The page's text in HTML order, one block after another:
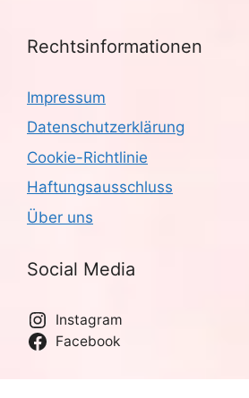
Rechtsinformationen
Impressum
Datenschutzerklärung
Cookie-Richtlinie
Haftungsausschluss
Über uns
Social Media
Instagram
Facebook